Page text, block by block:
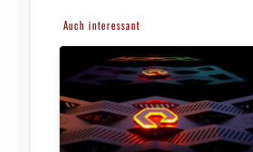
Auch interessant